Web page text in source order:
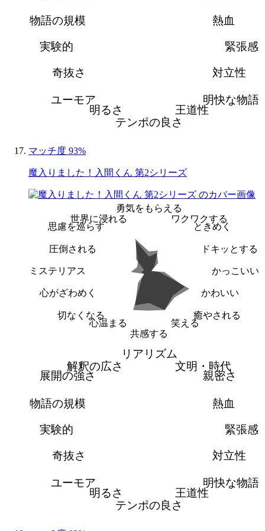
熱血
緊張感
対立性
明快な物語
王道性
テンポの良さ
明るさ
ユーモア
奇抜さ
実験的
物語の規模
マッチ度 93%
魔入りました！入間くん 第2シリーズ
勇気をもらえる
ワクワクする
ときめく
ドキッとする
かっこいい
かわいい
癒やされる
笑える
共感する
心温まる
切なくなる
心がざわめく
ミステリアス
圧倒される
思慮を巡らす
世界に浸れる
リアリズム
文明・時代
親密さ
熱血
緊張感
対立性
明快な物語
王道性
テンポの良さ
明るさ
ユーモア
奇抜さ
実験的
物語の規模
展開の強さ
解釈の広さ